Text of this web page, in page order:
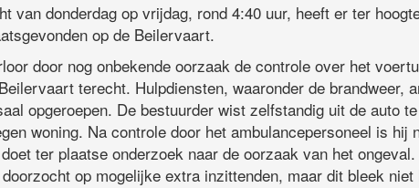
van donderdag op vrijdag, rond 4:40 uur, heeft er ter
op de Beilervaart.
door nog onbekende oorzaak de controle over het
terecht. Hulpdiensten, waaronder de brandweer,
opgeroepen. De bestuurder wist zelfstandig uit de auto
woning. Na controle door het ambulancepersoneel is hij
ter plaatse onderzoek naar de oorzaak van het
op mogelijke extra inzittenden, maar dit bleek